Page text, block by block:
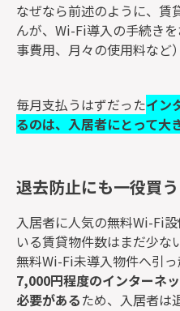
なぜなら前述のように、賃
んが、Wi-Fi導入の手続き
事費用、月々の使用料など
毎月支払うはずだったイン
るのは、入居者にとって大
退去防止にも一役買う
入居者に人気の無料Wi-Fi
いる賃貸物件数はまだ少な
無料Wi-Fi未導入物件へ引っ
7,000円程度のインターネ
必要があるため、入居者は